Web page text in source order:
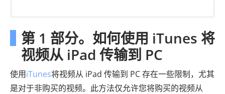
第 1 部分。如何使用 iTunes 将
视频从 iPad 传输到 PC
使用iTunes将视频从 iPad 传输到 PC 存在一些限制，尤其
是对于非购买的视频。此方法仅允许您将购买的视频从